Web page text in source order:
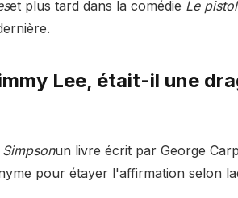
et plus tard dans la comédie Le
Lee, était-il une
un livre écrit par George
pour étayer l'affirmation selon